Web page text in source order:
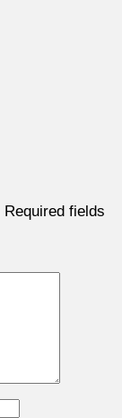
Required fields